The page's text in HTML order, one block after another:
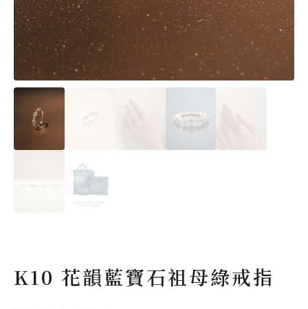
K10 花韻藍寶石祖母綠戒指